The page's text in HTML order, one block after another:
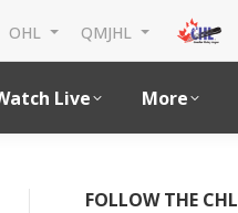
OHL QMJHL
Live More
FOLLOW THE CHL